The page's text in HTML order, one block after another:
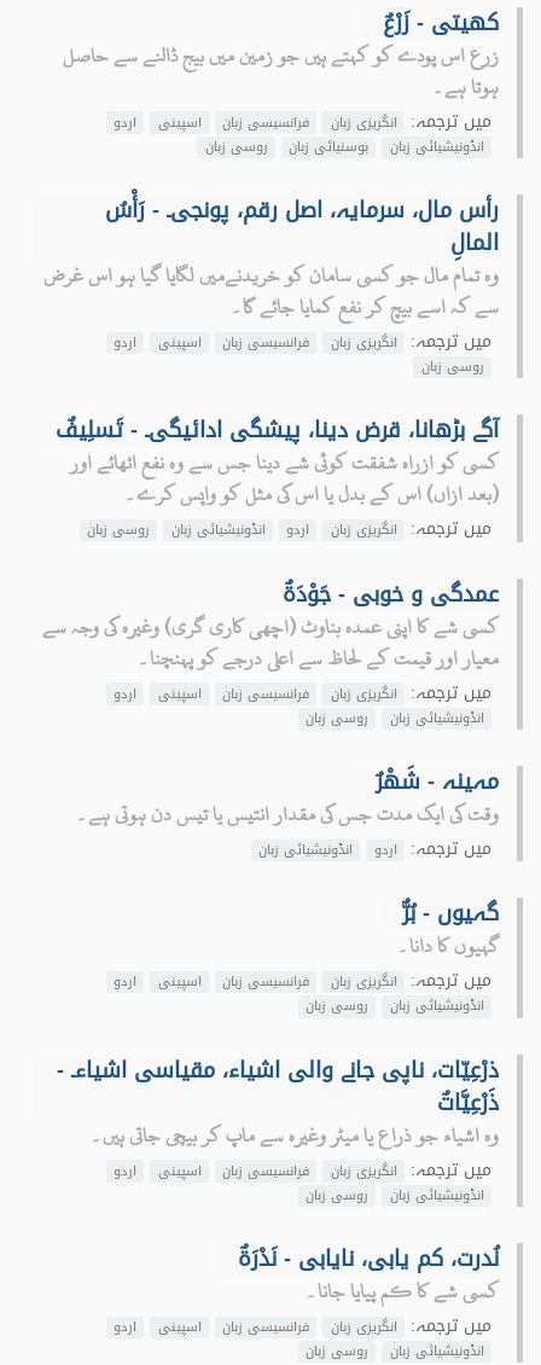
کھیتی - زَرْعٌ
زرع اس پودے کو کہتے ہیں جو زمین میں بیج ڈالنے سے حاصل
ہوتا ہے۔
میں ترجمہ: انگریزی زبان فرانسیسی زبان اسپینی
اردو
انڈونیشیائی زبان
بوسنیائی زبان روسی زبان
رأس مال، سرمایہ، اصل رقم، پونجی۔ - رَأْسُ
المالِ
وہ تمام مال جو کسی سامان کو خریدنےمیں لگایا گیا ہو اس غرض
سے کہ اسے بیچ کر نفع کمایا جائے گا۔
میں ترجمہ: انگریزی زبان فرانسیسی زبان اسپینی
اردو
روسی زبان
آگے بڑھانا، قرض دینا، پیشگی ادائیگی۔ - تَسلِيفٌ
کسی کو ازراہ شفقت کوئی شے دینا جس سے وہ نفع اٹھائے اور
(بعد ازاں) اس کے بدل یا اس کی مثل کو واپس کرے۔
میں ترجمہ: انگریزی زبان اردو انڈونیشیائی زبان روسی زبان
عمدگی و خوبی - جَوْدَةٌ
کسی شے کا اپنی عمدہ بناوٹ (اچھی کاری گری) وغیرہ کی وجہ سے
معیار اور قیمت کے لحاظ سے اعلی درجے کو پہنچنا۔
میں ترجمہ: انگریزی زبان فرانسیسی زبان اسپینی
اردو
انڈونیشیائی زبان
روسی زبان
مہینہ - شَهْرٌ
وقت کی ایک مدت جس کی مقدار انتیس یا تیس دن ہوتی ہے۔
میں ترجمہ: اردو انڈونیشیائی زبان
گہیوں - بُرٌّ
گہیوں کا دانا۔
میں ترجمہ: انگریزی زبان فرانسیسی زبان اسپینی
اردو
انڈونیشیائی زبان
روسی زبان
ذرْعِیّات، ناپی جانے والی اشیاء، مقیاسی اشیاء۔ -
ذَرْعِيَّاتٌ
وہ اشیاء جو ذراع یا میٹر وغیرہ سے ماپ کر بیچی جاتی ہیں۔
میں ترجمہ: انگریزی زبان فرانسیسی زبان اسپینی
اردو
انڈونیشیائی زبان
روسی زبان
نُدرت، کم یابی، نایابی - نَدْرَةٌ
کسی شے کا کم پیایا جانا۔
میں ترجمہ: انگریزی زبان فرانسیسی زبان اسپینی
اردو
انڈونیشیائی زبان
روسی زبان